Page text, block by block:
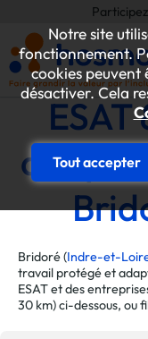
Notre site
fonctionnement.
cookies peuvent
désactiver. Cela
Tout accepter
Participez
Bridoré (Indre-et-
travail protégé et
ESAT et des
30 km) ci-dessous, ou